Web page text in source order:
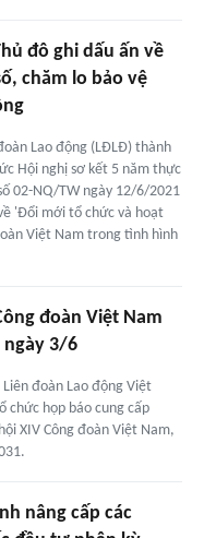
đô ghi dấu ấn về
chăm lo bảo vệ
Lao động (LĐLĐ) thành
Hội nghị sơ kết 5 năm thực
02-NQ/TW ngày 12/6/2021
'Đổi mới tổ chức và hoạt
Việt Nam trong tình hình
đoàn Việt Nam
ngày 3/6
đoàn Lao động Việt
chức họp báo cung cấp
XIV Công đoàn Việt Nam,
nâng cấp các